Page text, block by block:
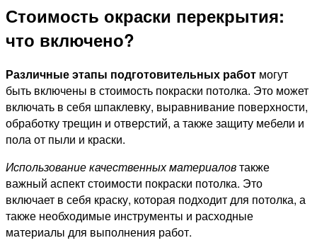
Стоимость окраски перекрытия:
что включено?
Различные этапы подготовительных работ могут
быть включены в стоимость покраски потолка. Это может
включать в себя шпаклевку, выравнивание поверхности,
обработку трещин и отверстий, а также защиту мебели и
пола от пыли и краски.
Использование качественных материаловтакже
важный аспект стоимости покраски потолка. Это
включает в себя краску, которая подходит для потолка, а
также необходимые инструменты и расходные
материалы для выполнения работ.